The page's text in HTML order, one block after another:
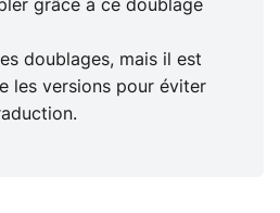
grâce à ce doublage
doublages, mais il est
les versions pour éviter